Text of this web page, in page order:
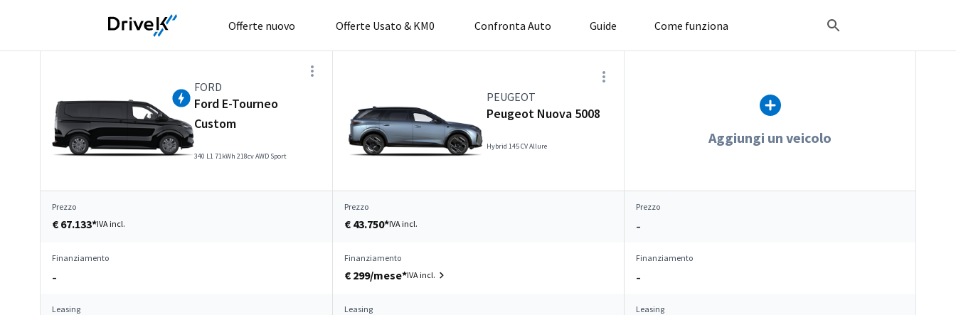
Offerte nuovo Offerte Usato & KM0 Confronta Auto Guide Come funziona
FORD
Ford E-Tourneo
Custom
340 L1 71kWh 218cv AWD Sport
PEUGEOT
Peugeot Nuova 5008
Hybrid 145 CV Allure Aggiungi un veicolo
Prezzo
€ 67.133*IVA incl.
Prezzo
€ 43.750*IVA incl.
Prezzo
–
Finanziamento
–
Finanziamento
€ 299/mese*IVA incl.
Finanziamento
–
Leasing
Leasing
Leasing